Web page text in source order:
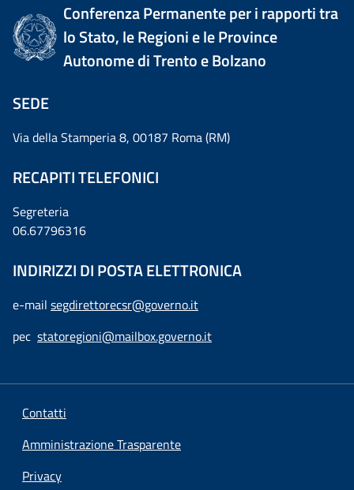
Conferenza Permanente per i rapporti tra
lo Stato, le Regioni e le Province
Autonome di Trento e Bolzano
SEDE
Via della Stamperia 8, 00187 Roma (RM)
RECAPITI TELEFONICI
Segreteria
06.67796316
INDIRIZZI DI POSTA ELETTRONICA
e-mail segdirettorecsr@governo.it
pec statoregioni@mailbox.governo.it
Contatti
Amministrazione Trasparente
Privacy